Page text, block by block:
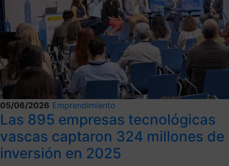
05/06/2026 Emprendimiento
Las 895 empresas tecnológicas
vascas captaron 324 millones de
inversión en 2025